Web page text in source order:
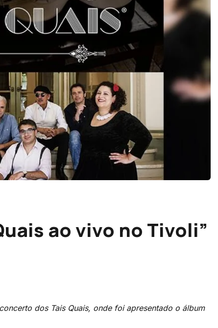
ao vivo no Tivoli”
dos Tais Quais, onde foi apresentado o álbum